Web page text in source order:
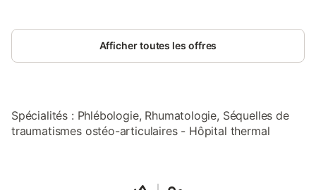
Afficher toutes les offres
Spécialités : Phlébologie, Rhumatologie, Séquelles de
traumatismes ostéo-articulaires - Hôpital thermal